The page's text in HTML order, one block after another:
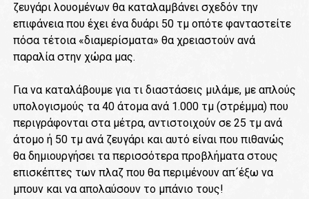
ζευγάρι λουομένων θα καταλαμβάνει σχεδόν την
επιφάνεια που έχει ένα δυάρι 50 τμ οπότε φανταστείτε
πόσα τέτοια «διαμερίσματα» θα χρειαστούν ανά
παραλία στην χώρα μας.
Για να καταλάβουμε για τι διαστάσεις μιλάμε, με απλούς
υπολογισμούς τα 40 άτομα ανά 1.000 τμ (στρέμμα) που
περιγράφονται στα μέτρα, αντιστοιχούν σε 25 τμ ανά
άτομο ή 50 τμ ανά ζευγάρι και αυτό είναι που πιθανώς
θα δημιουργήσει τα περισσότερα προβλήματα στους
επισκέπτες των πλαζ που θα περιμένουν απ´έξω να
μπουν και να απολαύσουν το μπάνιο τους!